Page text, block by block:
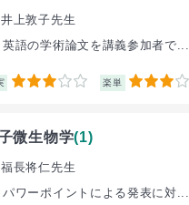
井上敦子先生
英語の学術論文を講義参加者で...
3 楽単 3
微生物学(1)
福長将仁先生
パワーポイントによる発表に対...